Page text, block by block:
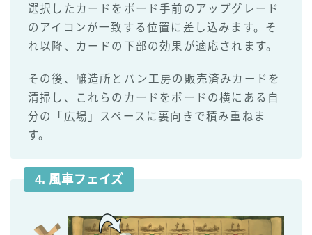
選択したカードをボード手前のアップグレード
のアイコンが一致する位置に差し込みます。そ
れ以降、カードの下部の効果が適応されます。
その後、醸造所とパン工房の販売済みカードを
清掃し、これらのカードをボードの横にある自
分の「広場」スペースに裏向きで積み重ねま
す。
4. 風車フェイズ